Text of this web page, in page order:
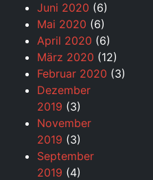
Juni 2020 (6)
Mai 2020 (6)
April 2020 (6)
März 2020 (12)
Februar 2020 (3)
Dezember
2019 (3)
November
2019 (3)
September
2019 (4)